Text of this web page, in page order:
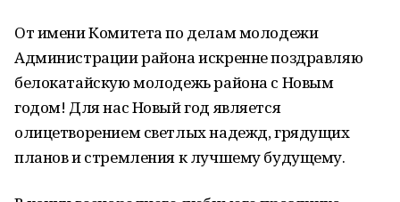
От имени Комитета по делам молодежи
Администрации района искренне поздравляю
белокатайскую молодежь района с Новым
годом! Для нас Новый год является
олицетворением светлых надежд, грядущих
планов и стремления к лучшему будущему.